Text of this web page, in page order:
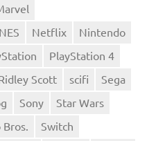
NES Netflix
Nintendo
PlayStation 4
Scott scifi
Sega
Sony
Star Wars
Switch